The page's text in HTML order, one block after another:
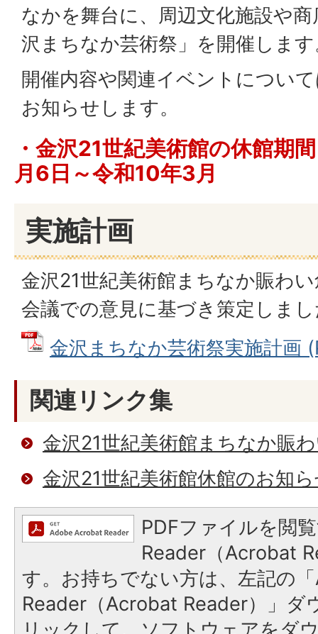
なかを舞台に、周辺文化施設や
沢まちなか芸術祭」を開催しま
開催内容や関連イベントについ
お知らせします。
・金沢21世紀美術館の休館期
月6日～令和10年3月
実施計画
金沢21世紀美術館まちなか賑わ
会議での意見に基づき策定しま
金沢まちなか芸術祭実施計画
関連リンク集
金沢21世紀美術館まちなか賑
金沢21世紀美術館休館のお知
PDFファイルを閲
Reader（Acrobat
す。お持ちでない方は、左記の
Reader（Acrobat Reader）」ダ